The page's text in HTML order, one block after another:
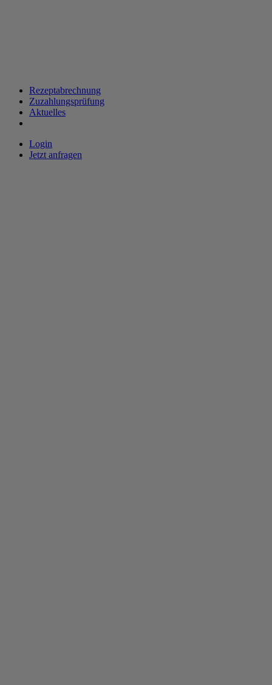
Rezeptabrechnung
Zuzahlungsprüfung
Aktuelles
Login
Jetzt anfragen